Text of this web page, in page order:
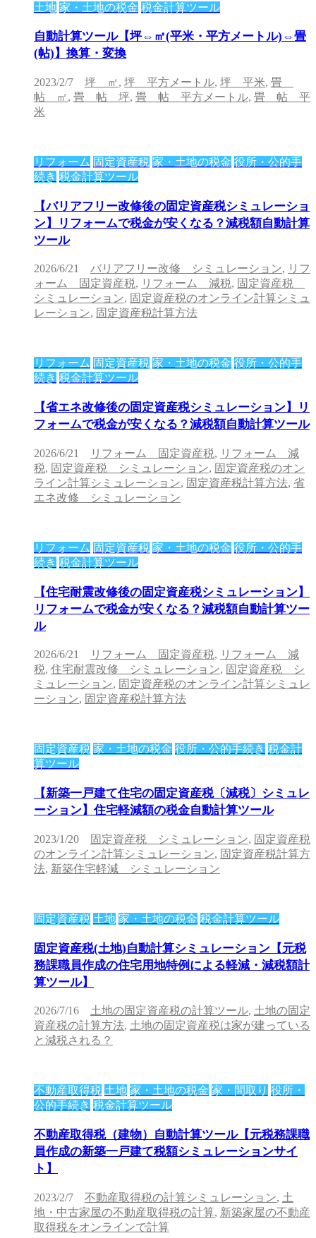
土地 家・土地の税金 税金計算ツール
自動計算ツール【坪⇔㎡(平米・平方メートル)⇔畳
(帖)】換算・変換
2023/2/7 坪 ㎡, 坪 平方メートル, 坪 平米, 畳
帖 ㎡, 畳 帖 坪, 畳 帖 平方メートル, 畳 帖 平
米
リフォーム 固定資産税 家・土地の税金 役所・公的手
続き 税金計算ツール
【バリアフリー改修後の固定資産税シミュレーショ
ン】リフォームで税金が安くなる？減税額自動計算
ツール
2026/6/21 バリアフリー改修 シミュレーション, リフ
ォーム 固定資産税, リフォーム 減税, 固定資産税
シミュレーション, 固定資産税のオンライン計算シミュ
レーション, 固定資産税計算方法
リフォーム 固定資産税 家・土地の税金 役所・公的手
続き 税金計算ツール
【省エネ改修後の固定資産税シミュレーション】リ
フォームで税金が安くなる？減税額自動計算ツール
2026/6/21 リフォーム 固定資産税, リフォーム 減
税, 固定資産税 シミュレーション, 固定資産税のオン
ライン計算シミュレーション, 固定資産税計算方法, 省
エネ改修 シミュレーション
リフォーム 固定資産税 家・土地の税金 役所・公的手
続き 税金計算ツール
【住宅耐震改修後の固定資産税シミュレーション】
リフォームで税金が安くなる？減税額自動計算ツー
ル
2026/6/21 リフォーム 固定資産税, リフォーム 減
税, 住宅耐震改修 シミュレーション, 固定資産税 シ
ミュレーション, 固定資産税のオンライン計算シミュレ
ーション, 固定資産税計算方法
固定資産税 家・土地の税金 役所・公的手続き 税金計
算ツール
【新築一戸建て住宅の固定資産税〔減税〕シミュレ
ーション】住宅軽減額の税金自動計算ツール
2023/1/20 固定資産税 シミュレーション, 固定資産税
のオンライン計算シミュレーション, 固定資産税計算方
法, 新築住宅軽減 シミュレーション
固定資産税 土地 家・土地の税金 税金計算ツール
固定資産税(土地)自動計算シミュレーション【元税
務課職員作成の住宅用地特例による軽減・減税額計
算ツール】
2026/7/16 土地の固定資産税の計算ツール, 土地の固定
資産税の計算方法, 土地の固定資産税は家が建っている
と減税される？
不動産取得税 土地 家・土地の税金 家・間取り 役所・
公的手続き 税金計算ツール
不動産取得税（建物）自動計算ツール【元税務課職
員作成の新築一戸建て税額シミュレーションサイ
ト】
2023/2/7 不動産取得税の計算シミュレーション, 土
地・中古家屋の不動産取得税の計算, 新築家屋の不動産
取得税をオンラインで計算